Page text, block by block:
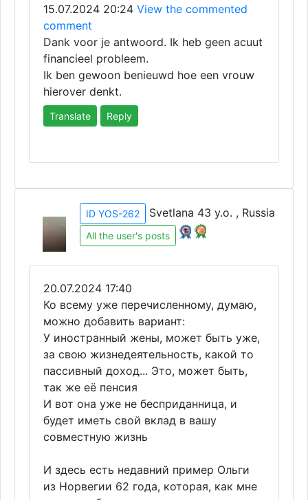
15.07.2024 20:24 View the commented
comment
Dank voor je antwoord. Ik heb geen acuut
financieel probleem.
Ik ben gewoon benieuwd hoe een vrouw
hierover denkt.
Translate Reply
ID YOS-262 Svetlana 43 y.o. , Russia
All the user's posts
20.07.2024 17:40
Ко всему уже перечисленному, думаю,
можно добавить вариант:
У иностранный жены, может быть уже,
за свою жизнедеятельность, какой то
пассивный доход... Это, может быть,
так же её пенсия
И вот она уже не бесприданница, и
будет иметь свой вклад в вашу
совместную жизнь
И здесь есть недавний пример Ольги
из Норвегии 62 года, которая, как мне